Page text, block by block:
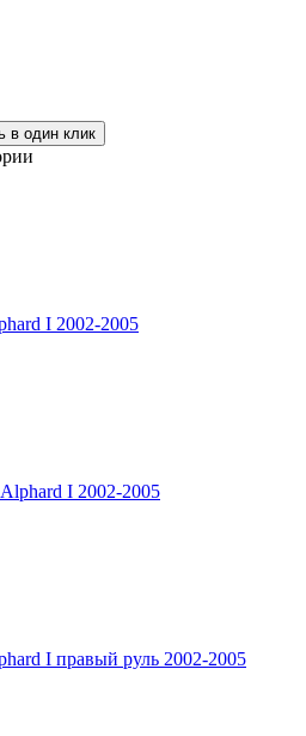
в один клик
I 2002-2005
I 2002-2005
I правый руль 2002-2005